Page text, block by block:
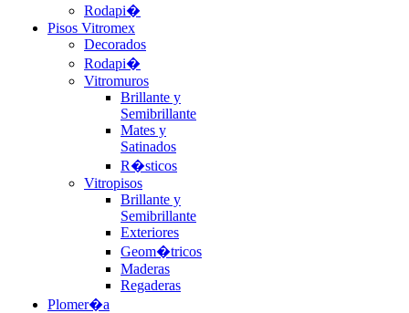
Rodapi�
Pisos Vitromex
Decorados
Rodapi�
Vitromuros
Brillante y
Semibrillante
Mates y
Satinados
R�sticos
Vitropisos
Brillante y
Semibrillante
Exteriores
Geom�tricos
Maderas
Regaderas
Plomer�a